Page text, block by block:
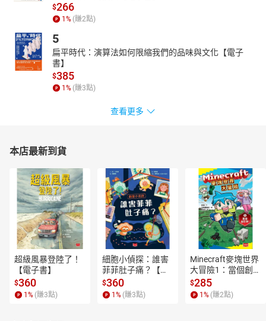
$266
1 % (賺2點)
5
扁平時代：演算法如何限縮我們的品味與文化【電子
書】
$385
1 % (賺3點)
查看更多
本店最新到貨
超級風暴登陸了！
【電子書】
$360
1 % (賺3點)
細胞小偵探：誰害
菲菲肚子痛？【電
子書】
$360
1 % (賺3點)
Minecraft麥塊世界
大冒險1：當個創世
神！【電子書】
$285
1 % (賺2點)